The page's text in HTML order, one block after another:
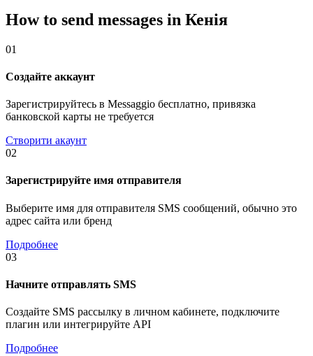
How to send messages in Кенія
01
Создайте аккаунт
Зарегистрируйтесь в Messaggio бесплатно, привязка
банковской карты не требуется
Створити акаунт
02
Зарегистрируйте имя отправителя
Выберите имя для отправителя SMS сообщений, обычно это
адрес сайта или бренд
Подробнее
03
Начните отправлять SMS
Создайте SMS рассылку в личном кабинете, подключите
плагин или интегрируйте API
Подробнее